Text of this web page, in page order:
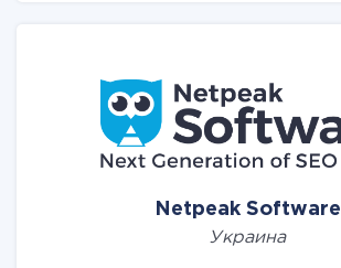
Netpeak Software
Украина